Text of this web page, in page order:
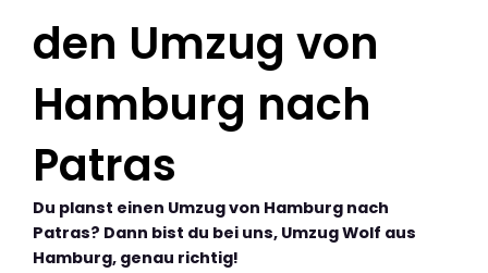
den Umzug von
Hamburg nach
Patras
Du planst einen Umzug von Hamburg nach
Patras? Dann bist du bei uns, Umzug Wolf aus
Hamburg, genau richtig!